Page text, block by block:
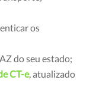
os
do seu estado;
CT-e, atualizado